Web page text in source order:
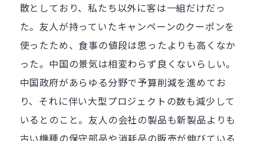
散としており、私たち以外に客は一組だけだっ
た。友人が持っていたキャンペーンのクーポンを
使ったため、食事の値段は思ったよりも高くなか
った。中国の景気は相変わらず良くないらしい。
中国政府があらゆる分野で予算削減を進めてお
り、それに伴い大型プロジェクトの数も減少して
いるとのこと。友人の会社の製品も新製品よりも
古い機種の保守部品や消耗品の販売が伸びている